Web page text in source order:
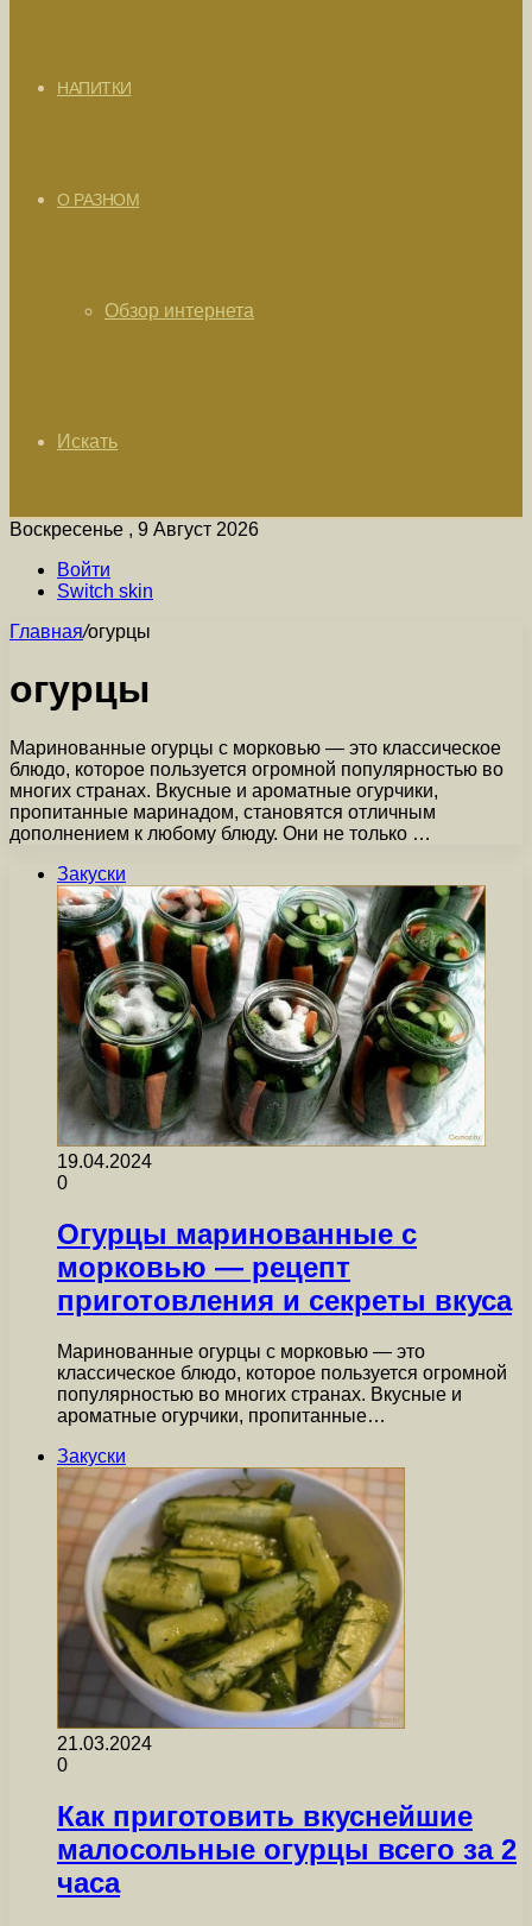
НАПИТКИ
О РАЗНОМ
Обзор интернета
Искать
Воскресенье , 9 Август 2026
Войти
Switch skin
Главная/огурцы
огурцы
Маринованные огурцы с морковью — это классическое
блюдо, которое пользуется огромной популярностью во
многих странах. Вкусные и ароматные огурчики,
пропитанные маринадом, становятся отличным
дополнением к любому блюду. Они не только …
Закуски
19.04.2024
0
Огурцы маринованные с
морковью — рецепт
приготовления и секреты вкуса
Маринованные огурцы с морковью — это
классическое блюдо, которое пользуется огромной
популярностью во многих странах. Вкусные и
ароматные огурчики, пропитанные…
Закуски
21.03.2024
0
Как приготовить вкуснейшие
малосольные огурцы всего за 2
часа